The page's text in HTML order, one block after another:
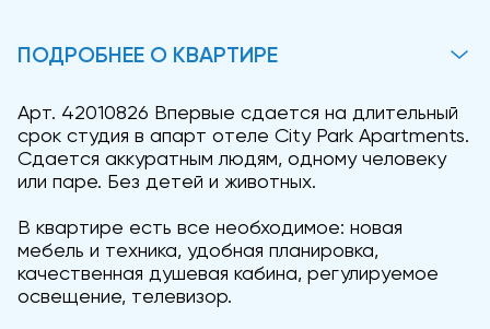
ПОДРОБНЕЕ О КВАРТИРЕ
Арт. 42010826 Впервые сдается на длительный
срок студия в апарт отеле City Park Apartments.
Сдается аккуратным людям, одному человеку
или паре. Без детей и животных.
В квартире есть все необходимое: новая
мебель и техника, удобная планировка,
качественная душевая кабина, регулируемое
освещение, телевизор.